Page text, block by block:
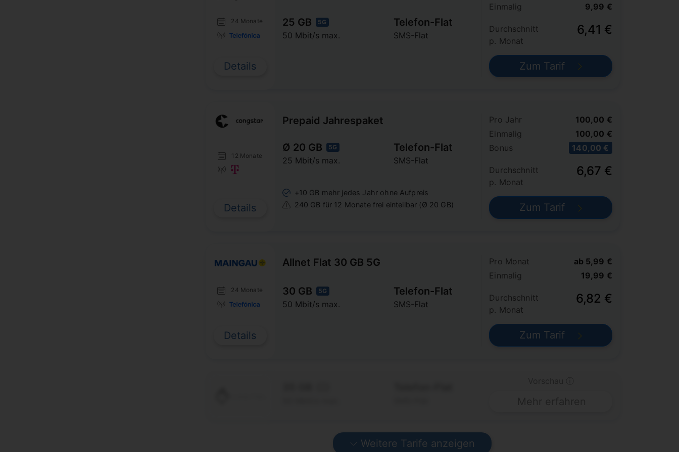
24 Monate
Details
25 GB 5G
50 Mbit/s max.
Telefon-Flat
SMS-Flat
Einmalig
9,99 €
Durchschnitt
p. Monat
6,41 €
Zum Tarif
12 Monate
Details
Prepaid Jahrespaket
Ø 20 GB 5G
25 Mbit/s max.
Telefon-Flat
SMS-Flat
+10 GB mehr jedes Jahr ohne Aufpreis
240 GB für 12 Monate frei einteilbar (Ø 20 GB)
Pro Jahr
Einmalig
Bonus
100,00 €
100,00 €
140,00 €
Durchschnitt
p. Monat
6,67 €
Zum Tarif
24 Monate
Details
Allnet Flat 30 GB 5G
30 GB 5G
50 Mbit/s max.
Telefon-Flat
SMS-Flat
Pro Monat
Einmalig
ab 5,99 €
19,99 €
Durchschnitt
p. Monat
6,82 €
Zum Tarif
Weitere Tarife anzeigen